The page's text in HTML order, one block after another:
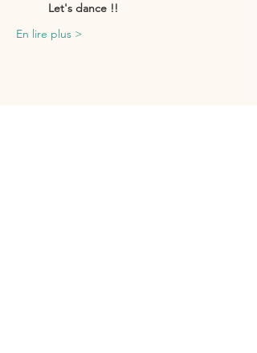
Let's dance !!
En lire plus >